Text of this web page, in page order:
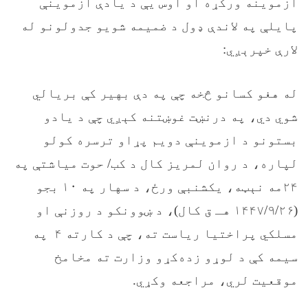
پایلې په لاندې ډول د ضمیمه شویو جدولونو له
لارې خپرېږي:
له هغو کسانو څخه چې په دې بهیر کې بریالي
شوي دي، په درنښت غوښتنه کېږي چې د یادو
بستونو د ازموینې دویم پړاو ترسره کولو
لپاره، د روان لمریز کال د کب/ حوت میاشتې په
۲۴مه نېټه، یکشنبې ورځ، د سهار په ۱۰ بجو
(۱۴۴۷/۹/۲۶ هـ ق کال)، د ښوونکو د روزنې او
مسلکي پراختیا ریاست ته، چې د کارته ۴ په
سیمه کې د لوړو زده‌کړو وزارت ته مخامخ
موقعیت لري، مراجعه وکړي.